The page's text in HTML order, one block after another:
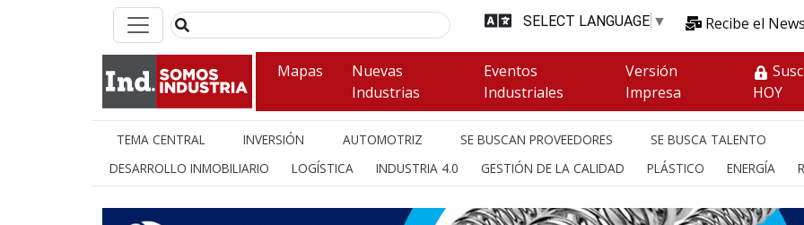
SELECT LANGUAGE ▼ Recibe el
Mapas
Nuevas
Industrias
Eventos
Industriales
Versión
Impresa
HOY
TEMA CENTRAL INVERSIÓN AUTOMOTRIZ SE BUSCAN PROVEEDORES
SE BUSCA TALENTO
DESARROLLO INMOBILIARIO
LOGÍSTICA INDUSTRIA 4.0 GESTIÓN DE LA CALIDAD PLÁSTICO ENERGÍA